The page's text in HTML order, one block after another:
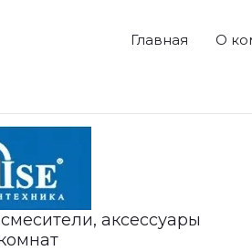
Главная О
аксессуары